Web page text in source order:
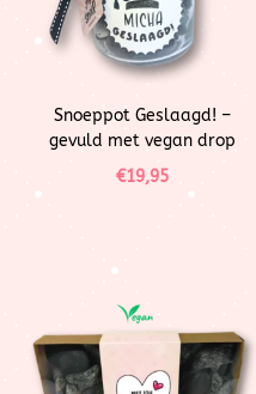
Snoeppot Geslaagd! –
gevuld met vegan drop
€19,95